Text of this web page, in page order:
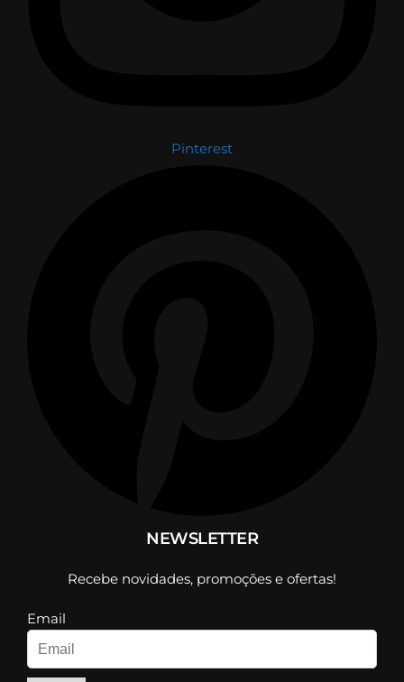
Pinterest
NEWSLETTER
Recebe novidades, promoções e ofertas!
Email